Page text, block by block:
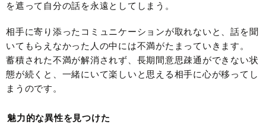
を遮って自分の話を永遠としてしまう。
相手に寄り添ったコミュニケーションが取れないと、話を聞
いてもらえなかった人の中には不満がたまっていきます。
蓄積された不満が解消されず、長期間意思疎通ができない状
態が続くと、一緒にいて楽しいと思える相手に心が移ってし
まうのです。
魅力的な異性を見つけた